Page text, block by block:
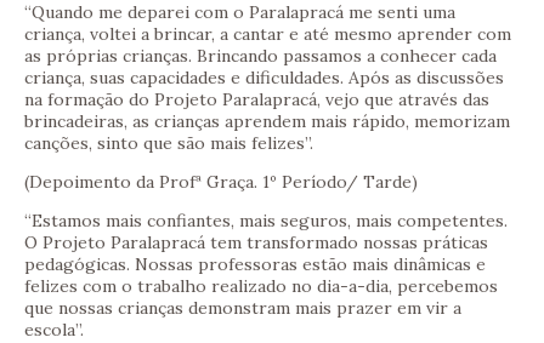
“Quando me deparei com o Paralapracá me senti uma
criança, voltei a brincar, a cantar e até mesmo aprender com
as próprias crianças. Brincando passamos a conhecer cada
criança, suas capacidades e dificuldades. Após as discussões
na formação do Projeto Paralapracá, vejo que através das
brincadeiras, as crianças aprendem mais rápido, memorizam
canções, sinto que são mais felizes”.
(Depoimento da Profª Graça. 1º Período/ Tarde)
“Estamos mais confiantes, mais seguros, mais competentes.
O Projeto Paralapracá tem transformado nossas práticas
pedagógicas. Nossas professoras estão mais dinâmicas e
felizes com o trabalho realizado no dia-a-dia, percebemos
que nossas crianças demonstram mais prazer em vir a
escola”.